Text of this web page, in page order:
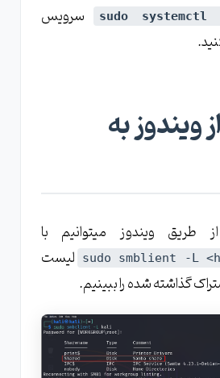
sudo systemctl
سرویس
ویندوز به
طریق ویندوز میتوانیم با
لیست
گذاشته شده را ببینیم.